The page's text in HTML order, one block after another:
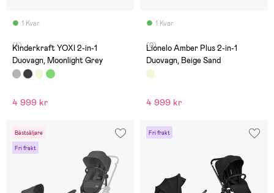
1 Kvar
(4)
Kinderkraft YOXI 2-in-1
Duovagn, Moonlight Grey
4 999 kr
1 Kvar
(0)
Lionelo Amber Plus 2-in-1
Duovagn, Beige Sand
4 999 kr
Bästsäljare
Fri frakt
Fri frakt